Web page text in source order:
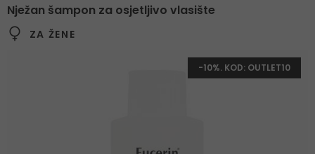
Nježan šampon za osjetljivo vlasište
ZA ŽENE
-10%. KOD: OUTLET10